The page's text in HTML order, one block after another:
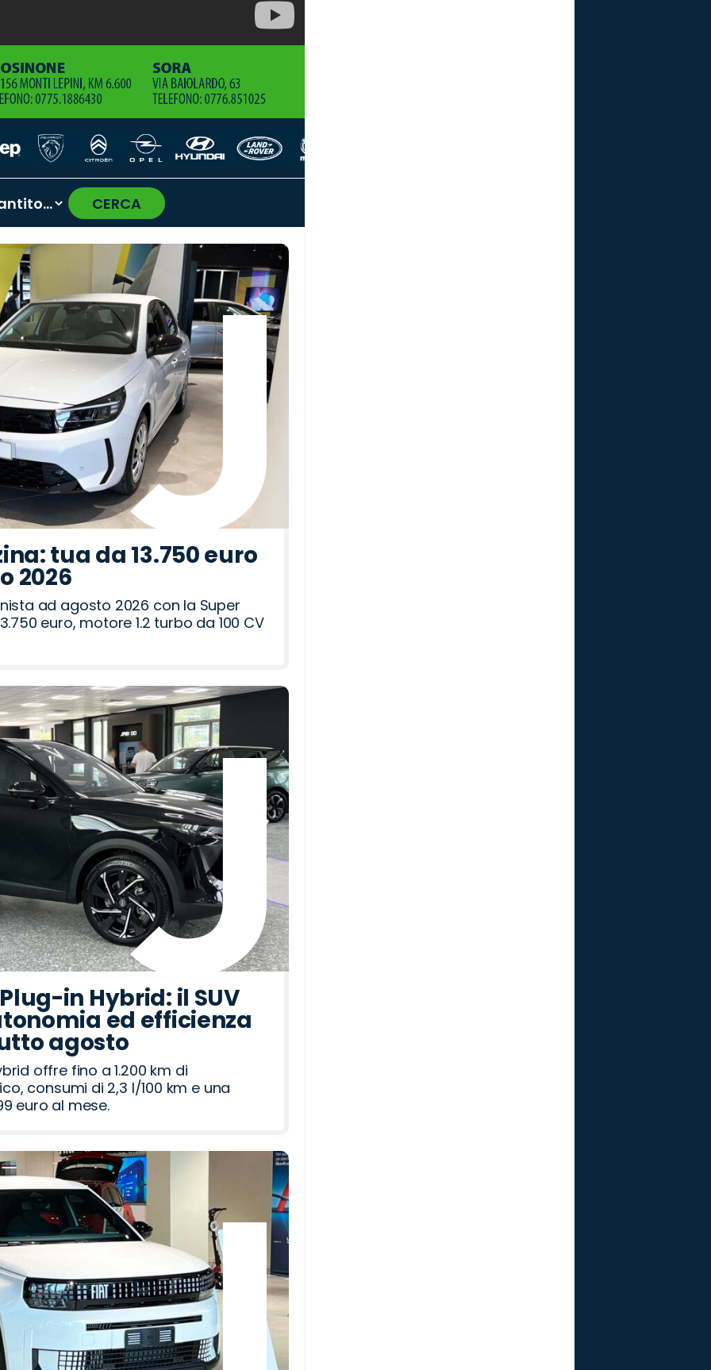
CERCA
›
tua da 13.750 euro
2026
ad agosto 2026 con la Super
euro, motore 1.2 turbo da 100 CV
in Hybrid: il SUV
ed efficienza
agosto
offre fino a 1.200 km di
consumi di 2,3 l/100 km e una
euro al mese.